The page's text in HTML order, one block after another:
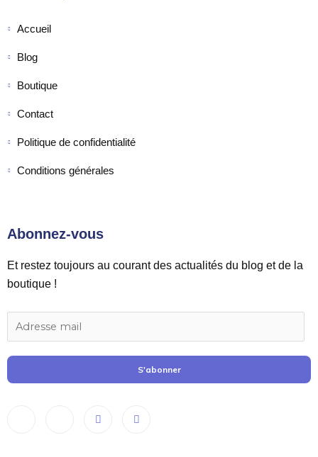
Accueil
Blog
Boutique
Contact
Politique de confidentialité
Conditions générales
Abonnez-vous
Et restez toujours au courant des actualités du blog et de la
boutique !
S'abonner